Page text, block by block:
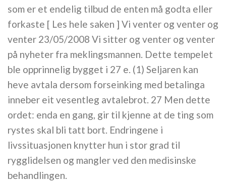
som er et endelig tilbud de enten må godta eller
forkaste [ Les hele saken ] Vi venter og venter og
venter 23/05/2008 Vi sitter og venter og venter
på nyheter fra meklingsmannen. Dette tempelet
ble opprinnelig bygget i 27 e. (1) Seljaren kan
heve avtala dersom forseinking med betalinga
inneber eit vesentleg avtalebrot. 27 Men dette
ordet: enda en gang, gir til kjenne at de ting som
rystes skal bli tatt bort. Endringene i
livssituasjonen knytter hun i stor grad til
rygglidelsen og mangler ved den medisinske
behandlingen.